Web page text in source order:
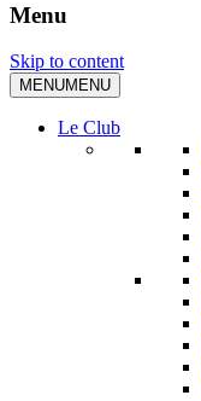
Menu
Skip to content
MENUMENU
Le Club